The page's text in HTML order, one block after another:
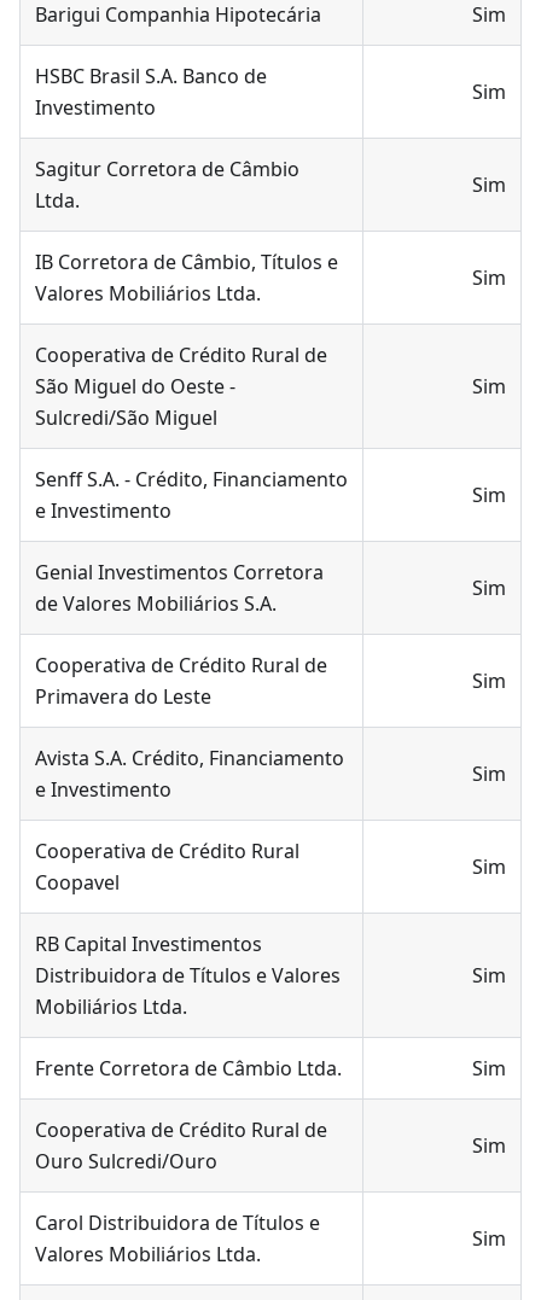
Barigui Companhia Hipotecária Sim
HSBC Brasil S.A. Banco de
Investimento
Sim
Sagitur Corretora de Câmbio
Ltda.
Sim
IB Corretora de Câmbio, Títulos e
Valores Mobiliários Ltda.
Sim
Cooperativa de Crédito Rural de
São Miguel do Oeste -
Sulcredi/São Miguel
Sim
Senff S.A. - Crédito, Financiamento
e Investimento
Sim
Genial Investimentos Corretora
de Valores Mobiliários S.A.
Sim
Cooperativa de Crédito Rural de
Primavera do Leste
Sim
Avista S.A. Crédito, Financiamento
e Investimento
Sim
Cooperativa de Crédito Rural
Coopavel
Sim
RB Capital Investimentos
Distribuidora de Títulos e Valores
Mobiliários Ltda.
Sim
Frente Corretora de Câmbio Ltda. Sim
Cooperativa de Crédito Rural de
Ouro Sulcredi/Ouro
Sim
Carol Distribuidora de Títulos e
Valores Mobiliários Ltda.
Sim